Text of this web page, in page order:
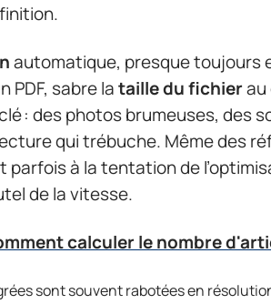
automatique, presque toujours
PDF, sabre lataille du fichierau
: des photos brumeuses, des
qui trébuche. Même des
parfois à la tentation de
de la vitesse.
calculer le nombre
sont souvent rabotées en